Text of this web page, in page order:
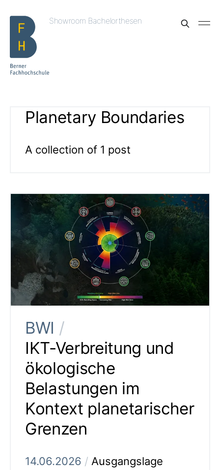
Showroom Bachelorthesen
Planetary Boundaries
A collection of 1 post
BWI /
IKT-Verbreitung und
ökologische
Belastungen im
Kontext planetarischer
Grenzen
14.06.2026 / Ausgangslage